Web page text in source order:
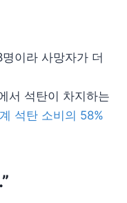
이라 사망자가 더
서 석탄이 차지하는
석탄 소비의 58%